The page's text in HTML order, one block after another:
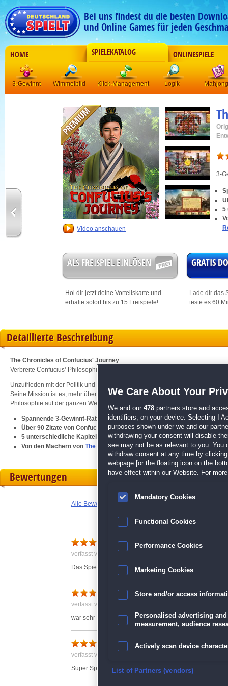
Bei uns findest du die besten
und Online Games für jeden
HOME SPIELEKATALOG ONLINESPIELE
3-Gewinnt Wimmelbild Klick-Management Logik Mahjong
Video anschauen
3-
5
ALS FREISPIEL EINLÖSEN
Hol dir jetzt deine Vorteilskarte und
erhalte sofort bis zu 15 Freispiele!
GRATIS
Lade dir das
teste es 60
Detaillierte Beschreibung
The Chronicles of Confucius' Journey
Verbreite Confucius’ Philosophie der ganzen Welt!
Unzufrieden mit der Politik und auf der Suche nach Antworten begibt sich ein
Seine Mission ist es, mehr über die Welt um ihn herum zu erfahren, den
Philosophie auf der ganzen Welt zu verbreiten. Hilf Confucius, seine Vision zu
Spannende 3-Gewinnt-Rätsel
Über 90 Zitate von Confucius
5 unterschiedliche Kapitel
Von den Machern von The Enthralling Realms: The Blacksmith's
Bewertungen
Alle Bewertungen anzeigen
Gute Aussagen
verfasst von Anonym am 16.06.2023 um 10:10
Das Spiel ist wie gewohnt. Die Aussagen von
verfasst von Anonym am 01.05.2023 um 04:37
war sehr gut
Toll
verfasst von Anonym am 26.05.2023 um 17:10
Super Spiel ich liebe solche Spiele,kann es nur weiter
We Care About Your
We and our 478 partners store and
identifiers, on your device. Selecting I
purposes shown under we and our
withdrawing your consent will disable
see may not be as relevant to you. You
withdraw consent at any time by
webpage [or the floating icon on the
have effect within our Website. For
Mandatory Cookies
Functional Cookies
Performance Cookies
Marketing Cookies
Store and/or access
Personalised advertising
measurement, audience
Actively scan device
Ensure security, prevent
List of Partners (vendors)